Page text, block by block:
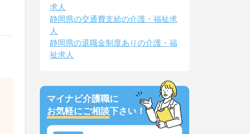
求人
静岡県の交通費支給の介護・福祉求
人
静岡県の退職金制度ありの介護・福
祉求人
マイナビ介護職に
お気軽にご相談下さい！